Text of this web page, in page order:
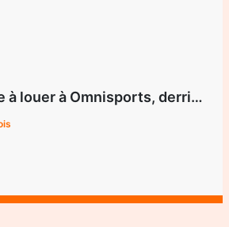
Duplex moderne à louer à Omnisports, derrière Mfandena – Yaoundé